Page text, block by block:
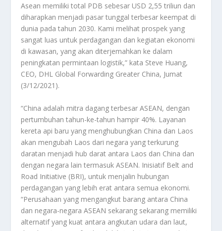
Asean memiliki total PDB sebesar USD 2,55 triliun dan
diharapkan menjadi pasar tunggal terbesar keempat di
dunia pada tahun 2030. Kami melihat prospek yang
sangat luas untuk perdagangan dan kegiatan ekonomi
di kawasan, yang akan diterjemahkan ke dalam
peningkatan permintaan logistik,” kata Steve Huang,
CEO, DHL Global Forwarding Greater China, Jumat
(3/12/2021).
“China adalah mitra dagang terbesar ASEAN, dengan
pertumbuhan tahun-ke-tahun hampir 40%. Layanan
kereta api baru yang menghubungkan China dan Laos
akan mengubah Laos dari negara yang terkurung
daratan menjadi hub darat antara Laos dan China dan
dengan negara lain termasuk ASEAN. Inisiatif Belt and
Road Initiative (BRI), untuk menjalin hubungan
perdagangan yang lebih erat antara semua ekonomi.
“Perusahaan yang mengangkut barang antara China
dan negara-negara ASEAN sekarang sekarang memiliki
alternatif yang kuat antara angkutan udara dan laut,